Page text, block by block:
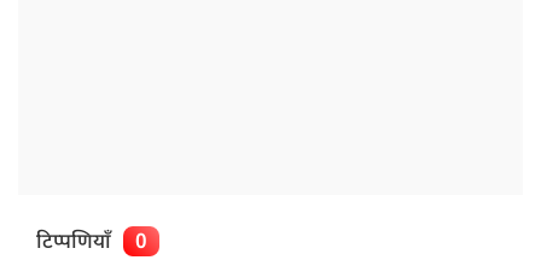
टिप्पणियाँ 0